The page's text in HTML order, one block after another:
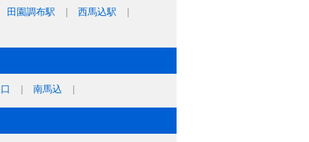
田園調布駅
西馬込駅
南馬込